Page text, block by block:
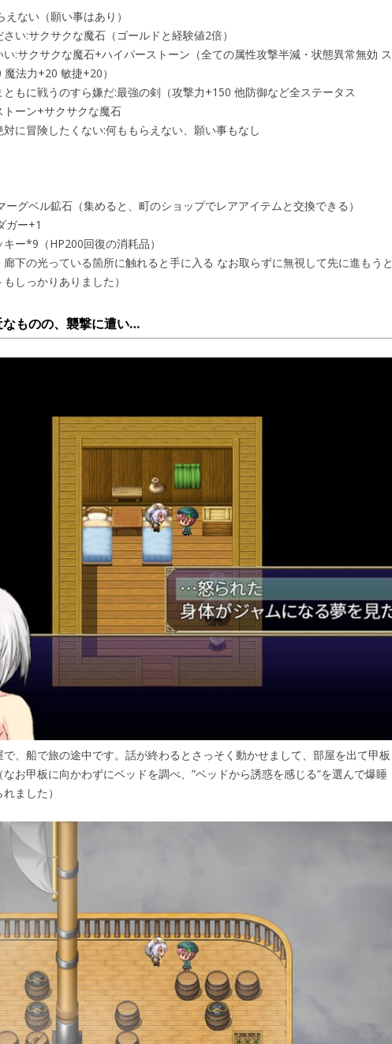
ない（願い事はあり）
い:サクサクな魔石（ゴールドと経験値2倍）
:サクサクな魔石+ハイパーストーン（全ての属性攻撃半減・状態異常無効 ス
法力+20 敏捷+20）
もに戦うのすら嫌だ:最強の剣（攻撃力+150 他防御など全ステータス
ーン+サクサクな魔石
に冒険したくない:何ももらえない、願い事もなし
ーグベル鉱石（集めると、町のショップでレアアイテムと交換できる）
ガー+1
ー*9（HP200回復の消耗品）
廊下の光っている箇所に触れると手に入る なお取らずに無視して先に進もうと
しっかりありました）
ものの、襲撃に遭い…
、船で旅の途中です。話が終わるとさっそく動かせまして、部屋を出て甲板
お甲板に向かわずにベッドを調べ、”ベッドから誘惑を感じる”を選んで爆睡
ました）